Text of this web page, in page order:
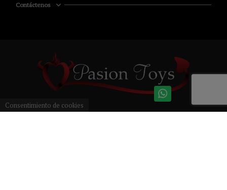
Contáctenos
Consentimiento de cookies